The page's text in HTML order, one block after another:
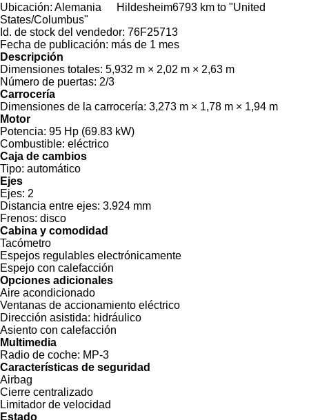
Ubicación: Alemania Hildesheim6793 km to "United
States/Columbus"
Id. de stock del vendedor: 76F25713
Fecha de publicación: más de 1 mes
Descripción
Dimensiones totales: 5,932 m × 2,02 m × 2,63 m
Número de puertas: 2/3
Carrocería
Dimensiones de la carrocería: 3,273 m × 1,78 m × 1,94 m
Motor
Potencia: 95 Hp (69.83 kW)
Combustible: eléctrico
Caja de cambios
Tipo: automático
Ejes
Ejes: 2
Distancia entre ejes: 3.924 mm
Frenos: disco
Cabina y comodidad
Tacómetro
Espejos regulables electrónicamente
Espejo con calefacción
Opciones adicionales
Aire acondicionado
Ventanas de accionamiento eléctrico
Dirección asistida: hidráulico
Asiento con calefacción
Multimedia
Radio de coche: MP-3
Características de seguridad
Airbag
Cierre centralizado
Limitador de velocidad
Estado